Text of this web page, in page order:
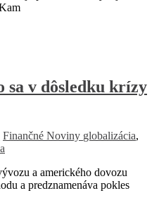
sa v dôsledku krízy
Finančné Noviny globalizácia,
a amerického dovozu
a predznamenáva pokles